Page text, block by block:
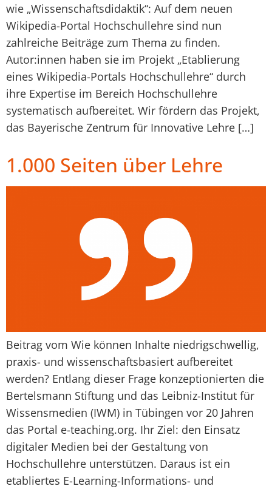
wie „Wissenschaftsdidaktik“: Auf dem neuen
Wikipedia-Portal Hochschullehre sind nun
zahlreiche Beiträge zum Thema zu finden.
Autor:innen haben sie im Projekt „Etablierung
eines Wikipedia-Portals Hochschullehre“ durch
ihre Expertise im Bereich Hochschullehre
systematisch aufbereitet. Wir fördern das Projekt,
das Bayerische Zentrum für Innovative Lehre […]
1.000 Seiten über Lehre
Beitrag vom Wie können Inhalte niedrigschwellig,
praxis- und wissenschaftsbasiert aufbereitet
werden? Entlang dieser Frage konzeptionierten die
Bertelsmann Stiftung und das Leibniz-Institut für
Wissensmedien (IWM) in Tübingen vor 20 Jahren
das Portal e-teaching.org. Ihr Ziel: den Einsatz
digitaler Medien bei der Gestaltung von
Hochschullehre unterstützen. Daraus ist ein
etabliertes E-Learning-Informations- und